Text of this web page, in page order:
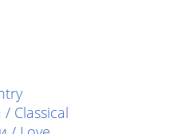
/ Classical